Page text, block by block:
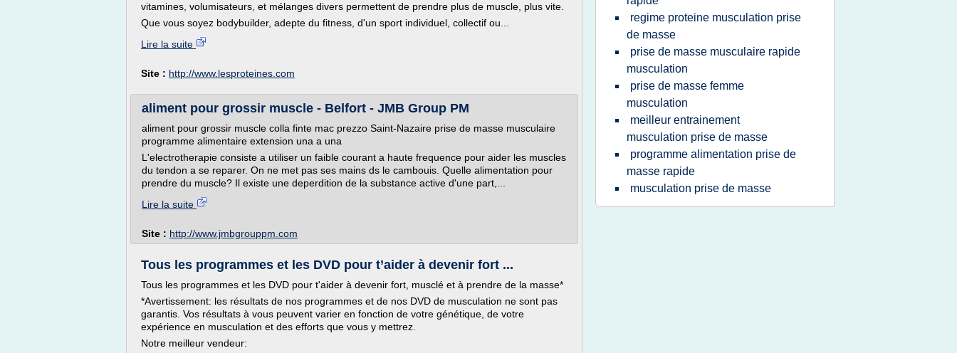
vitamines, volumisateurs, et mélanges divers permettent de prendre plus de muscle, plus vite.
Que vous soyez bodybuilder, adepte du fitness, d'un sport individuel, collectif ou...
Lire la suite
Site : http://www.lesproteines.com
aliment pour grossir muscle - Belfort - JMB Group PM
aliment pour grossir muscle colla finte mac prezzo Saint-Nazaire prise de masse musculaire
programme alimentaire extension una a una
L'electrotherapie consiste a utiliser un faible courant a haute frequence pour aider les muscles
du tendon a se reparer. On ne met pas ses mains ds le cambouis. Quelle alimentation pour
prendre du muscle? Il existe une deperdition de la substance active d'une part,...
Lire la suite
Site : http://www.jmbgrouppm.com
Tous les programmes et les DVD pour t’aider à devenir fort ...
Tous les programmes et les DVD pour t'aider à devenir fort, musclé et à prendre de la masse*
*Avertissement: les résultats de nos programmes et de nos DVD de musculation ne sont pas
garantis. Vos résultats à vous peuvent varier en fonction de votre génétique, de votre
expérience en musculation et des efforts que vous y mettrez.
Notre meilleur vendeur:
regime proteine musculation prise
de masse
prise de masse musculaire rapide
musculation
prise de masse femme
musculation
meilleur entrainement
musculation prise de masse
programme alimentation prise de
masse rapide
musculation prise de masse